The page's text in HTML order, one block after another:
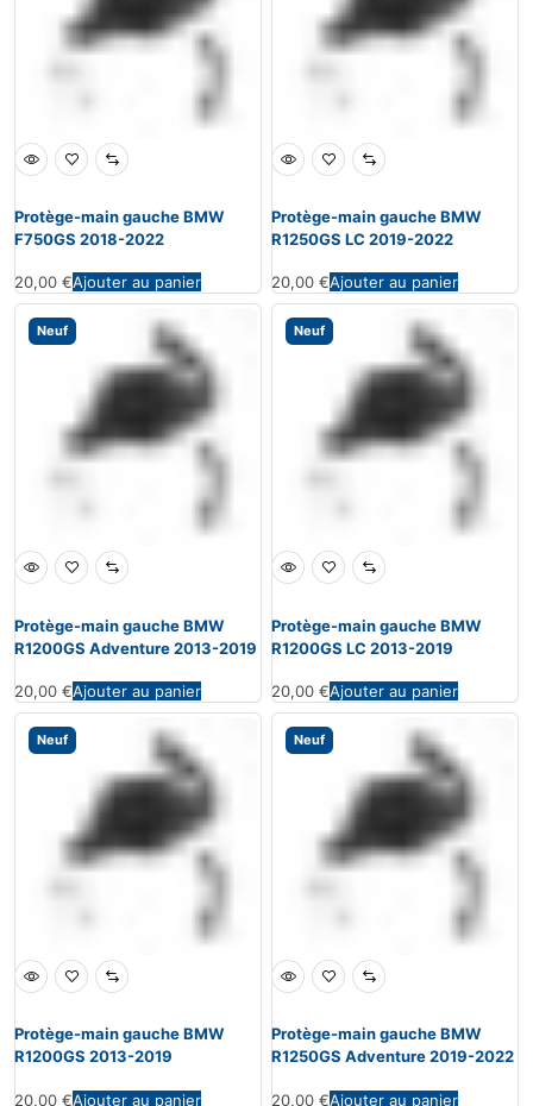
Protège-main gauche BMW
F750GS 2018-2022
20,00 €Ajouter au panier
Protège-main gauche BMW
R1250GS LC 2019-2022
20,00 €Ajouter au panier
Neuf
Protège-main gauche BMW
R1200GS Adventure 2013-2019
20,00 €Ajouter au panier
Neuf
Protège-main gauche BMW
R1200GS LC 2013-2019
20,00 €Ajouter au panier
Neuf
Protège-main gauche BMW
R1200GS 2013-2019
20,00 €Ajouter au panier
Neuf
Protège-main gauche BMW
R1250GS Adventure 2019-2022
20,00 €Ajouter au panier